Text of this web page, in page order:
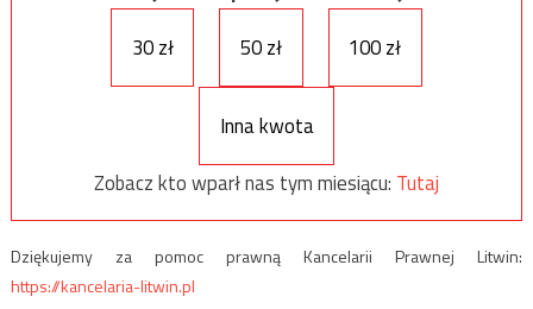
30 zł
50 zł 100 zł
Inna kwota
Zobacz kto wparł nas tym miesiącu: Tutaj
Dziękujemy za pomoc prawną Kancelarii Prawnej Litwin:
https://kancelaria-litwin.pl